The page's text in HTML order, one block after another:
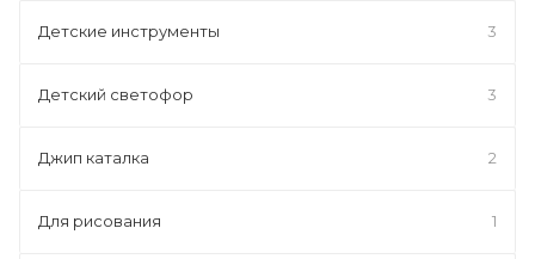
Детские инструменты 3
Детский светофор 3
Джип каталка 2
Для рисования 1